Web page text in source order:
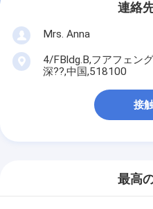
連絡
Mrs. Anna
4/FBldg.B,フアフェン
深??,中国,518100
接
最高